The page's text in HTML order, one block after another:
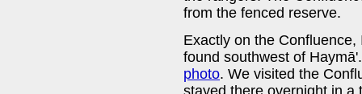
from the fenced reserve.
Exactly on the
found southwest of
photo. We visited the
stayed there overnight in a